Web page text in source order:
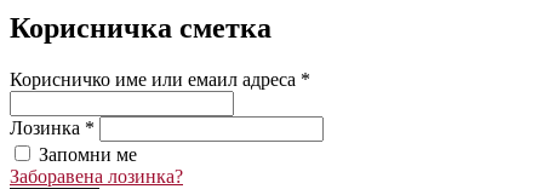
Корисничка сметка
Корисничко име или емаил адреса *
Лозинка *
Запомни ме
Заборавена лозинка?